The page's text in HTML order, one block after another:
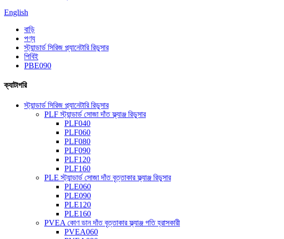
English
বাড়ি
পণ্য
স্ট্যান্ডার্ড সিরিজ প্ল্যানেটারি রিডুসার
পিবিই
PBE090
ক্যাটাগরি
স্ট্যান্ডার্ড সিরিজ প্ল্যানেটারি রিডুসার
PLF স্ট্যান্ডার্ড সোজা দাঁত ফ্ল্যাঞ্জ রিডুসার
PLF040
PLF060
PLF080
PLF090
PLF120
PLF160
PLE স্ট্যান্ডার্ড সোজা দাঁত বৃত্তাকার ফ্ল্যাঞ্জ রিডুসার
PLE060
PLE090
PLE120
PLE160
PVEA কোণ ডান দাঁত বৃত্তাকার ফ্ল্যাঞ্জ গতি হ্রাসকারী
PVEA060